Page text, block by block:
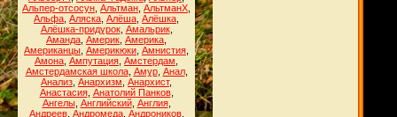
Альпер-отсосун Альтман АльтманХ
Альфа Аляска Алёша Алёшка
Алёшка-придурок, Амальрик,
Аманда Америк Америка
Американцы Америкюки Амнистия
Амона Ампутация Амстердам
Амстердамская школа, Амур, Анал,
Анализ Анархизм Анархист,
Анастасия, Анатолий Панков,
Ангелы, Английский, Англия,
Андреев, Андромеда, Андроников,